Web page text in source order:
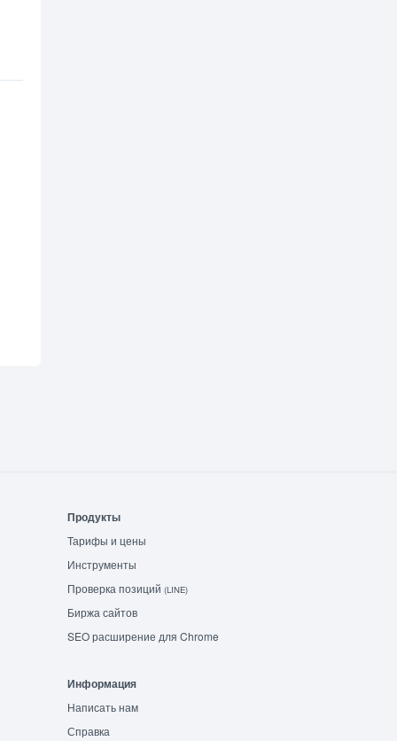
Продукты
Тарифы и цены
Инструменты
Проверка позиций (LINE)
Биржа сайтов
SEO расширение для Chrome
Информация
Написать нам
Справка